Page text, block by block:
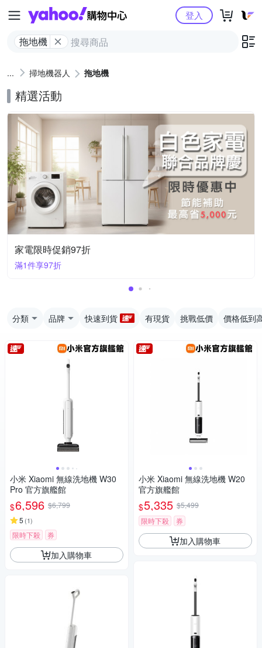
Yahoo購物中心
拖地機
登入
掃地機器人 拖地機
精選活動
家電限時促銷97折
滿1件享97折
分類 品牌 快速到貨 有現貨 挑戰低價 價格低到
小米 Xiaomi 無線洗地機 W30
Pro 官方旗艦館
$6,596 $6,799
5 (1)
限時下殺 券
加入購物車
小米 Xiaomi 無線洗地機 W20
官方旗艦館
$5,335 $5,499
限時下殺
券
加入購物車